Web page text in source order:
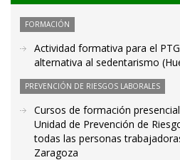
FORMACIÓN
Actividad formativa para el
alternativa al sedentarismo
PREVENCIÓN DE RIESGOS LABORALES
Cursos de formación
Unidad de Prevención de
todas las personas
Zaragoza